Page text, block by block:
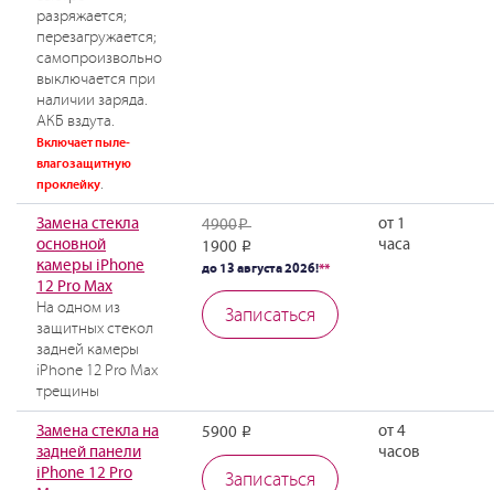
разряжается;
перезагружается;
самопроизвольно
выключается при
наличии заряда.
АКБ вздута.
Включает пыле-
влагозащитную
проклейку.
Замена стекла
основной
камеры iPhone
12 Pro Max
На одном из
защитных стекол
задней камеры
iPhone 12 Pro Max
трещины
4900 Р
1900 Р
до 13 августа 2026!**
Записаться
от 1
часа
Замена стекла на
задней панели
iPhone 12 Pro
5900 Р
Записаться
от 4
часов